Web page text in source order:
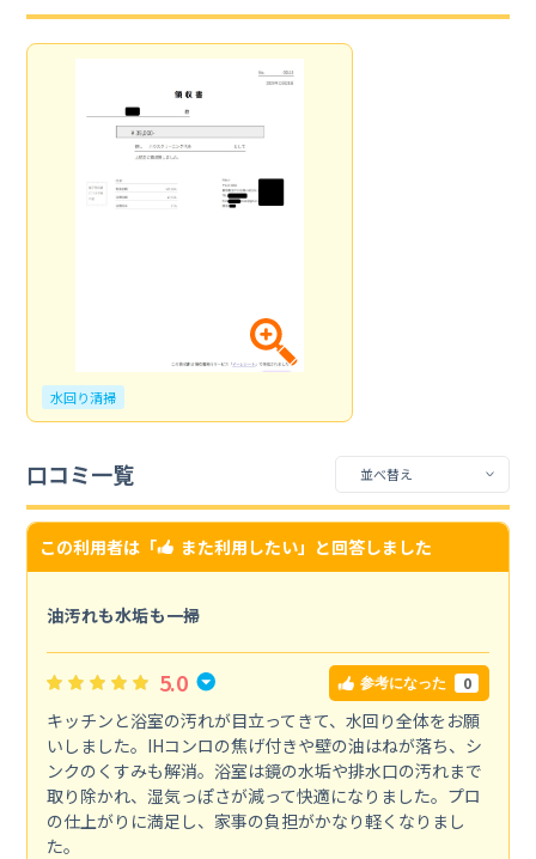
水回り清掃
口コミ一覧
この利用者は「 また利用したい」と回答しました
油汚れも水垢も一掃
5.0 参考になった 0
キッチンと浴室の汚れが目立ってきて、水回り全体をお願
いしました。IHコンロの焦げ付きや壁の油はねが落ち、シ
ンクのくすみも解消。浴室は鏡の水垢や排水口の汚れまで
取り除かれ、湿気っぽさが減って快適になりました。プロ
の仕上がりに満足し、家事の負担がかなり軽くなりまし
た。